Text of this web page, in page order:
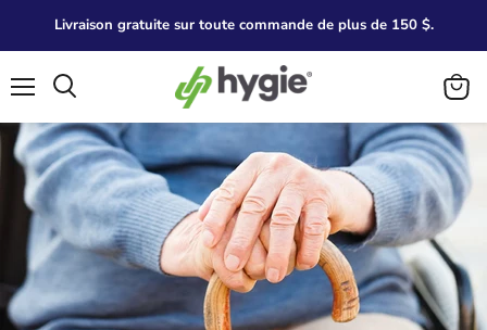
Livraison gratuite sur toute commande de plus de 150 $.
View
cart